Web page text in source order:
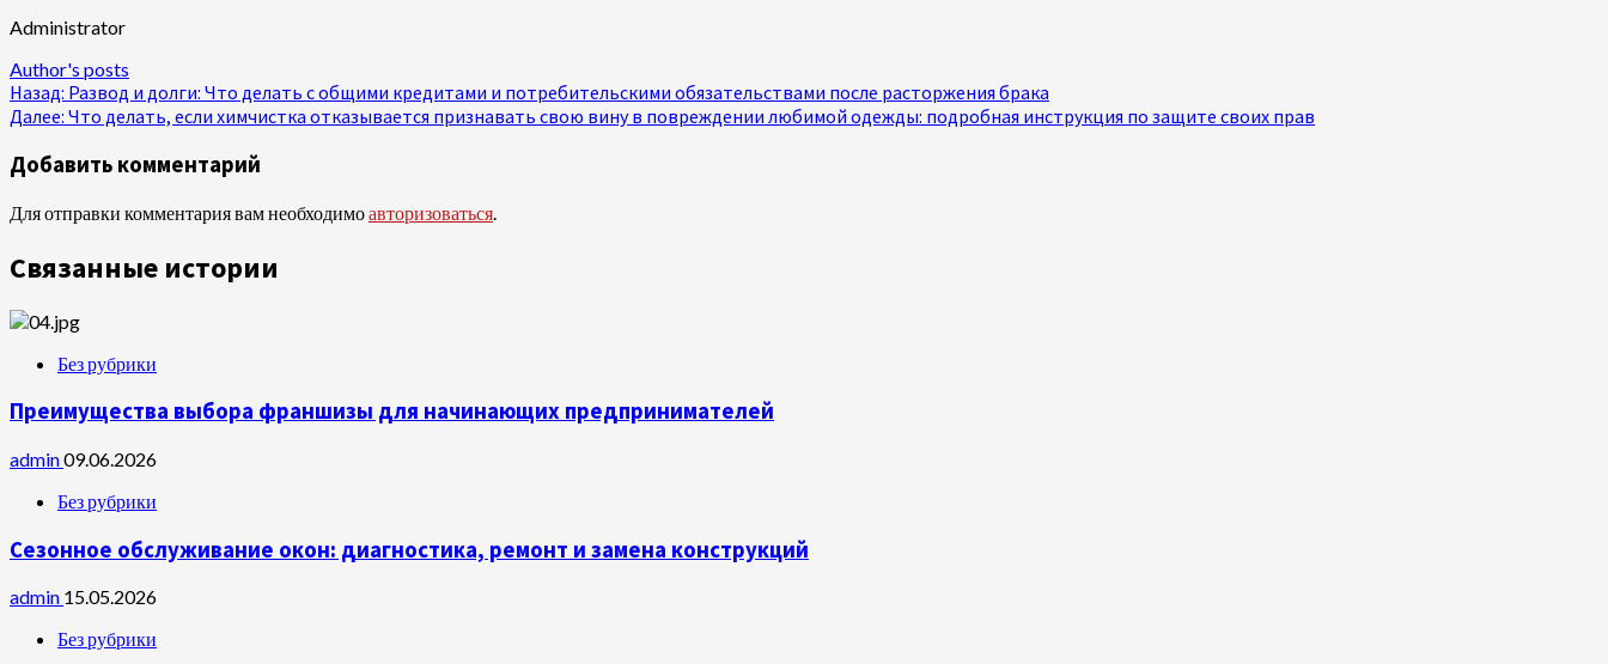
Administrator
Author's posts
Продолжить
чтение
Назад: Развод и долги: Что делать с общими кредитами и потребительскими обязательствами после расторжения брака
Далее: Что делать, если химчистка отказывается признавать свою вину в повреждении любимой одежды: подробная инструкция по защите своих прав
Добавить комментарий
Для отправки комментария вам необходимоавторизоваться
Связанные истории
Без рубрики
Преимущества выбора франшизы для начинающих предпринимателей
admin09.06.2026
Без рубрики
Сезонное обслуживание окон: диагностика, ремонт и замена конструкций
admin 15.05.2026
Без рубрики